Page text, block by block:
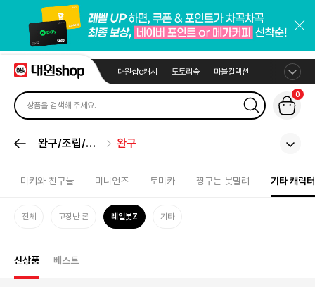
대원샵e캐시 도토리숲 마블컬렉션
0
완구/조립/봉
완구
미키와 친구들 미니언즈 토미카 짱구는 못말려 기타 캐릭터
전체 고장난 론 레일봇Z 기타
신상품 베스트